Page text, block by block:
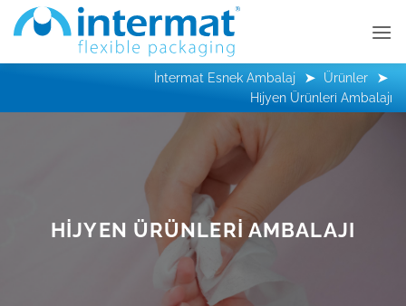
İçeriğe
atla
İntermat Esnek Ambalaj
Ürünler
Hijyen Ürünleri Ambalajı
HIJYEN ÜRÜNLERI AMBALAJI